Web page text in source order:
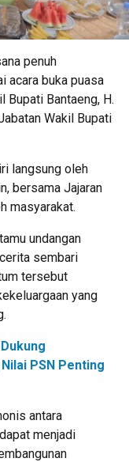
penuh
acara buka puasa
Bupati Bantaeng, H.
Wakil Bupati
langsung oleh
bersama Jajaran
masyarakat.
undangan
sembari
tersebut
yang
PSN Penting
antara
menjadi